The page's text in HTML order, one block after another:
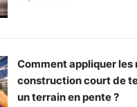
Comment appliquer les
construction court de
un terrain en pente ?